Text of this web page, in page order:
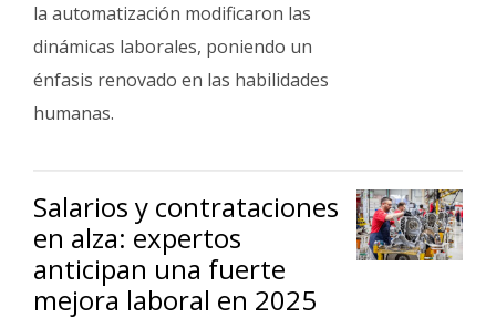
la automatización modificaron las
dinámicas laborales, poniendo un
énfasis renovado en las habilidades
humanas.
Salarios y contrataciones
en alza: expertos
anticipan una fuerte
mejora laboral en 2025